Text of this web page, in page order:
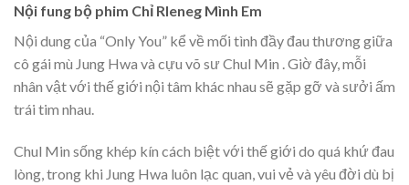
Nội fung bộ phim Chỉ RIeneg Mình Em
Nội dung của “Only You” kể về mối tình đầy đau thương giữa
cô gái mù Jung Hwa và cựu võ sư Chul Min . Giờ đây, mỗi
nhân vật với thế giới nội tâm khác nhau sẽ gặp gỡ và sưởi ấm
trái tim nhau.
Chul Min sống khép kín cách biệt với thế giới do quá khứ đau
lòng, trong khi Jung Hwa luôn lạc quan, vui vẻ và yêu đời dù bị